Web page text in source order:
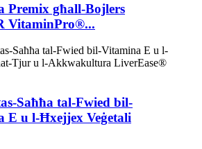
Premix għall-Bojlers
VitaminPro®...
Saħħa tal-Fwied bil-
E u l-Ħxejjex Veġetali